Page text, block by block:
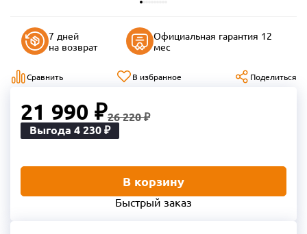
7 дней
на возврат
Официальная гарантия 12
мес
Сравнить В избранное Поделиться
21 990 ₽26 220 ₽
Выгода 4 230 ₽
В корзину
Быстрый заказ